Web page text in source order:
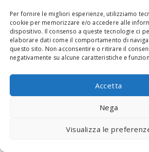
Per fornire le migliori esperienze, utilizziamo
cookie per memorizzare e/o accedere alle
dispositivo. Il consenso a queste tecnologie ci
elaborare dati come il comportamento di
questo sito. Non acconsentire o ritirare il
negativamente su alcune caratteristiche e
Accetta
Nega
Visualizza le
© 2020 Digital Touch Menu. Menu